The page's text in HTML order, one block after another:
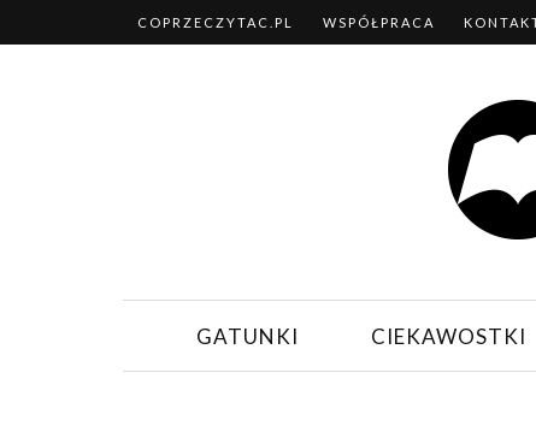
COPRZECZYTAC.PL WSPÓŁPRACA
GATUNKI CIEKAWOSTKI